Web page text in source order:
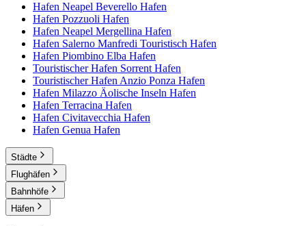
Hafen Neapel Beverello Hafen
Hafen Pozzuoli Hafen
Hafen Neapel Mergellina Hafen
Hafen Salerno Manfredi Touristisch Hafen
Hafen Piombino Elba Hafen
Touristischer Hafen SorrentHafen
Touristischer Hafen Anzio Ponza Hafen
Hafen Milazzo Äolische Inseln Hafen
Hafen Terracina Hafen
Hafen Civitavecchia Hafen
Hafen Genua Hafen
Städte
Flughäfen
Bahnhöfe
Häfen